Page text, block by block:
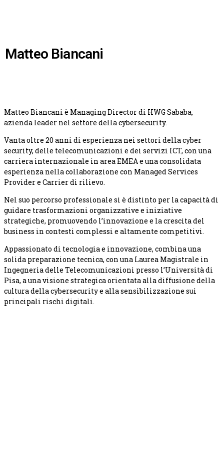
Matteo Biancani
Matteo Biancani è Managing Director di HWG Sababa,
azienda leader nel settore della cybersecurity.
Vanta oltre 20 anni di esperienza nei settori della cyber
security, delle telecomunicazioni e dei servizi ICT, con una
carriera internazionale in area EMEA e una consolidata
esperienza nella collaborazione con Managed Services
Provider e Carrier di rilievo.
Nel suo percorso professionale si è distinto per la capacità di
guidare trasformazioni organizzative e iniziative
strategiche, promuovendo l’innovazione e la crescita del
business in contesti complessi e altamente competitivi.
Appassionato di tecnologia e innovazione, combina una
solida preparazione tecnica, con una Laurea Magistrale in
Ingegneria delle Telecomunicazioni presso l’Università di
Pisa, a una visione strategica orientata alla diffusione della
cultura della cybersecurity e alla sensibilizzazione sui
principali rischi digitali.